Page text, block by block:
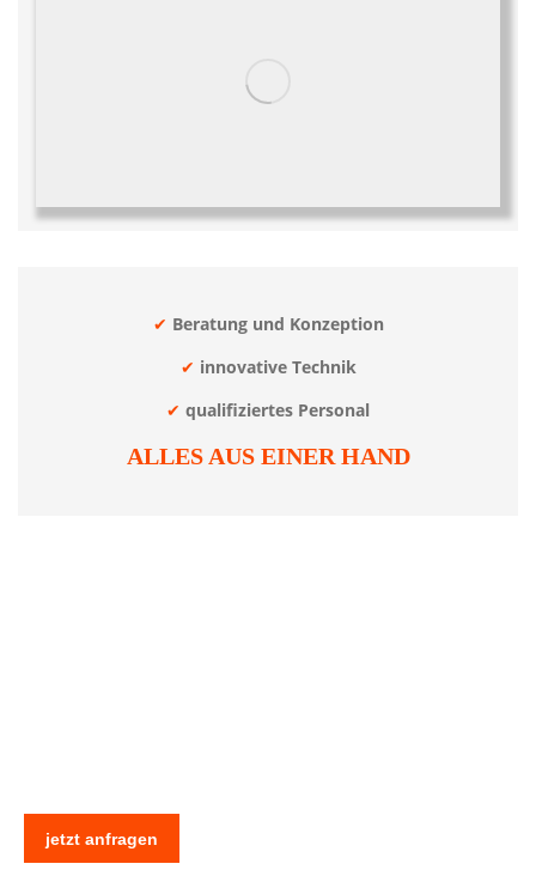
✔ Beratung und Konzeption
✔ innovative Technik
✔ qualifiziertes Personal
ALLES AUS EINER HAND
jetzt anfragen